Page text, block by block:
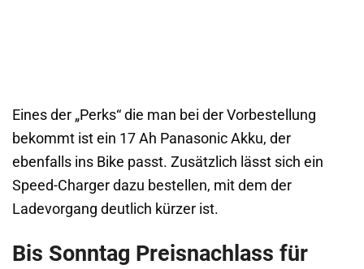
Eines der „Perks“ die man bei der Vorbestellung
bekommt ist ein 17 Ah Panasonic Akku, der
ebenfalls ins Bike passt. Zusätzlich lässt sich ein
Speed-Charger dazu bestellen, mit dem der
Ladevorgang deutlich kürzer ist.
Bis Sonntag Preisnachlass für